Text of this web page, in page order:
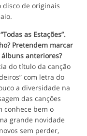
disco de originais
as Estações”.
Pretendem marcar
anteriores?
do título da canção
com letra do
a diversidade na
das canções
conhece bem o
grande novidade
sem perder,